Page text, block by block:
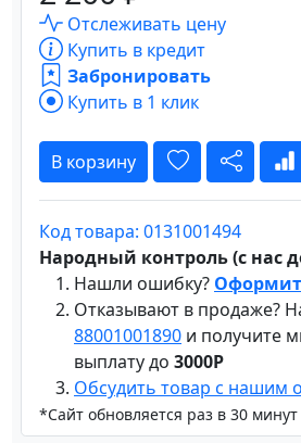
Отслеживать цену
Купить в кредит
Забронировать
Купить в 1 клик
В корзину
Код товара: 0131001494
Народный контроль (с нас
Нашли ошибку?
Отказывают в продаже?
88001001890 и получите
выплату до 3000Р
Обсудить товар с нашим
*Сайт обновляется раз в 30 минут